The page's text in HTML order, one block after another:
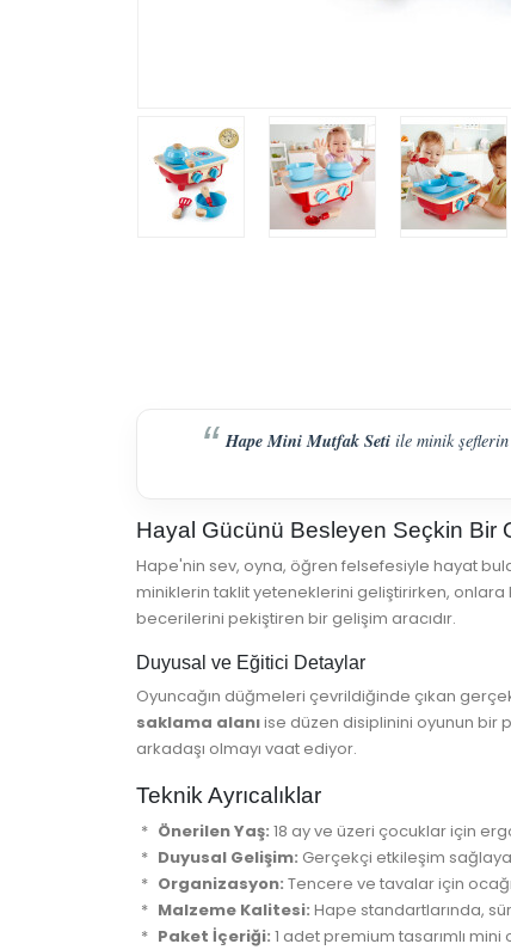
Hape Mini Mutfak Setiile minik şeflerin
Hayal Gücünü Besleyen Seçkin Bir
Hape'nin sev, oyna, öğren felsefesiyle hayat
miniklerin taklit yeteneklerini geliştirirken, onlara
becerilerini pekiştiren bir gelişim aracıdır.
Duyusal ve Eğitici Detaylar
Oyuncağın düğmeleri çevrildiğinde çıkan
saklama alanıise düzen disiplinini oyunun bir
arkadaşı olmayı vaat ediyor.
Teknik Ayrıcalıklar
Önerilen Yaş: 18 ay ve üzeri çocuklar için
Duyusal Gelişim: Gerçekçi etkileşim
Organizasyon: Tencere ve tavalar için
Malzeme Kalitesi: Hape standartlarında,
Paket İçeriği: 1 adet premium tasarımlı mini